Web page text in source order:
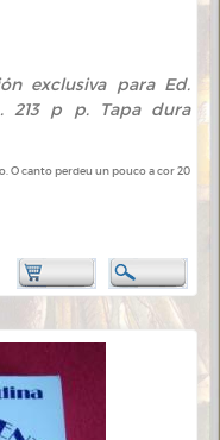
exclusiva para Ed.
. 213 p p. Tapa dura
O canto perdeu un pouco a cor 20